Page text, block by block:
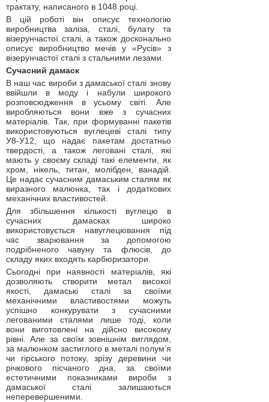
трактату, написаного в 1048 році.
В цій роботі він описує технологію
виробництва заліза, сталі, булату та
візерунчастої сталі, а також досконально
описує виробництво мечів у «Русів» з
візерунчастої сталі з стальними лезами.
Сучасний дамаск
В наш час вироби з дамаської сталі знову
ввійшли в моду і набули широкого
розповсюдження в усьому світі. Але
виробляються вони вже з сучасних
матеріалів. Так, при формуванні пакетів
використовуються вуглецеві сталі типу
У8-У12, що надає пакетам достатньо
твердості, а також леговані сталі, які
мають у своєму складі такі елементи, як
хром, нікель, титан, молібден, ванадій.
Це надає сучасним дамаським сталям як
виразного малюнка, так і додаткових
механічних властивостей.
Для збільшення кількості вуглецю в
сучасних дамасках широко
використовується навуглецювання під
час зварювання за допомогою
подрібненого чавуну та флюсів, до
складу яких входять карбюризатори.
Сьогодні при наявності матеріалів, які
дозволяють створити метал високої
якості, дамаські сталі за своїми
механічними властивостями можуть
успішно конкурувати з сучасними
легованими сталями лише тоді, коли
вони виготовлені на дійсно високому
рівні. Але за своїм зовнішнім виглядом,
за малюнком застиглого в металі полум’я
чи гірського потоку, зрізу деревини чи
річкового пісчаного дна, за своїми
естетичними показниками вироби з
дамаської сталі залишаються
неперевершеними.